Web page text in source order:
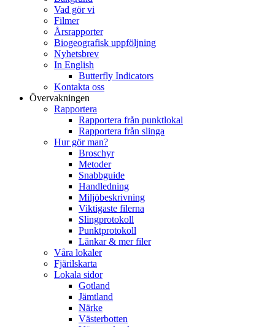
Vad gör vi
Filmer
Årsrapporter
Biogeografisk uppföljning
Nyhetsbrev
In English
Butterfly Indicators
Kontakta oss
Övervakningen
Rapportera
Rapportera från punktlokal
Rapportera från slinga
Hur gör man?
Broschyr
Metoder
Snabbguide
Handledning
Miljöbeskrivning
Viktigaste filerna
Slingprotokoll
Punktprotokoll
Länkar & mer filer
Våra lokaler
Fjärilskarta
Lokala sidor
Gotland
Jämtland
Närke
Västerbotten